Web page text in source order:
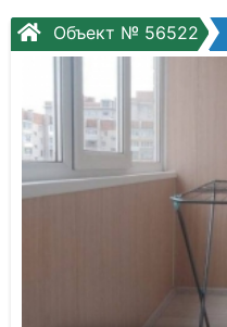
Объект № 56522